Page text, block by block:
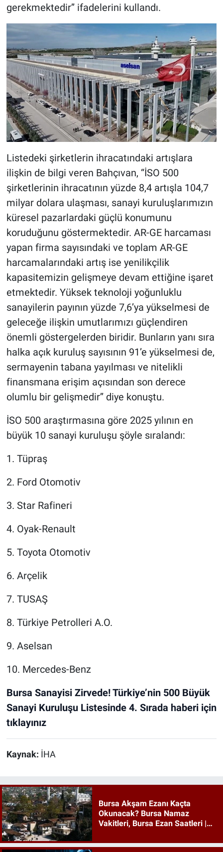
gerekmektedir’’ ifadelerini kullandı.
Listedeki şirketlerin ihracatındaki artışlara
ilişkin de bilgi veren Bahçıvan, ‘‘İSO 500
şirketlerinin ihracatının yüzde 8,4 artışla 104,7
milyar dolara ulaşması, sanayi kuruluşlarımızın
küresel pazarlardaki güçlü konumunu
koruduğunu göstermektedir. AR-GE harcaması
yapan firma sayısındaki ve toplam AR-GE
harcamalarındaki artış ise yenilikçilik
kapasitemizin gelişmeye devam ettiğine işaret
etmektedir. Yüksek teknoloji yoğunluklu
sanayilerin payının yüzde 7,6’ya yükselmesi de
geleceğe ilişkin umutlarımızı güçlendiren
önemli göstergelerden biridir. Bunların yanı sıra
halka açık kuruluş sayısının 91’e yükselmesi de,
sermayenin tabana yayılması ve nitelikli
finansmana erişim açısından son derece
olumlu bir gelişmedir’’ diye konuştu.
İSO 500 araştırmasına göre 2025 yılının en
büyük 10 sanayi kuruluşu şöyle sıralandı:
1. Tüpraş
2. Ford Otomotiv
3. Star Rafineri
4. Oyak-Renault
5. Toyota Otomotiv
6. Arçelik
7. TUSAŞ
8. Türkiye Petrolleri A.O.
9. Aselsan
10. Mercedes-Benz
Bursa Sanayisi Zirvede! Türkiye’nin 500 Büyük
Sanayi Kuruluşu Listesinde 4. Sırada haberi için
tıklayınız
Kaynak: İHA
Bursa Akşam Ezanı Kaçta
Okunacak? Bursa Namaz
Vakitleri, Bursa Ezan Saatleri |